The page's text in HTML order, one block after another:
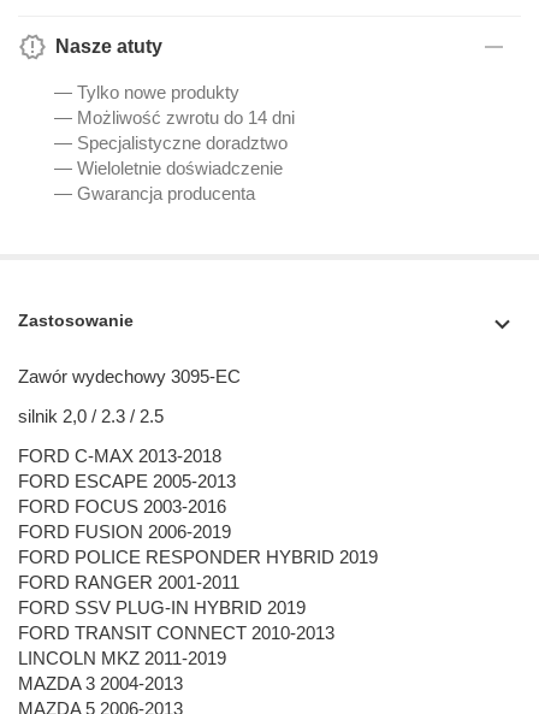
Nasze atuty
— Tylko nowe produkty
— Możliwość zwrotu do 14 dni
— Specjalistyczne doradztwo
— Wieloletnie doświadczenie
— Gwarancja producenta
Zastosowanie
Zawór wydechowy 3095-EC
silnik 2,0 / 2.3 / 2.5
FORD C-MAX 2013-2018
FORD ESCAPE 2005-2013
FORD FOCUS 2003-2016
FORD FUSION 2006-2019
FORD POLICE RESPONDER HYBRID 2019
FORD RANGER 2001-2011
FORD SSV PLUG-IN HYBRID 2019
FORD TRANSIT CONNECT 2010-2013
LINCOLN MKZ 2011-2019
MAZDA 3 2004-2013
MAZDA 5 2006-2013